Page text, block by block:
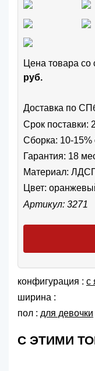
Цена товара
руб.
Доставка по
Срок поставки:
Сборка: 10-15%
Гарантия: 18
Материал:
Цвет:
Артикул: 3271
конфигурация : с
ширина :
пол : для девочки
С ЭТИМИ